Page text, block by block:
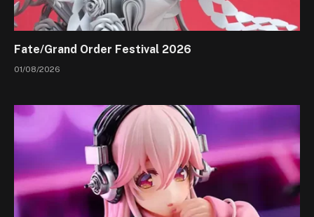
Fate/Grand Order Festival 2026
01/08/2026